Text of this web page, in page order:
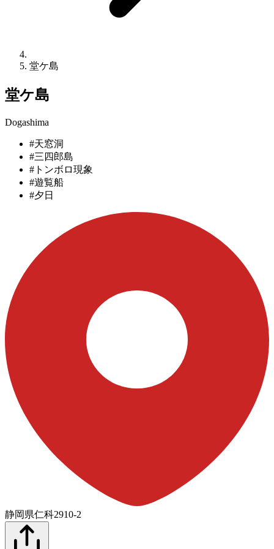
堂ケ島
堂ケ島
Dogashima
#天窓洞
#三四郎島
#トンボロ現象
#遊覧船
#夕日
静岡県仁科2910-2